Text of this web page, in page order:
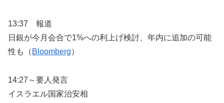
13:37 報道
日銀が今月会合で1%への利上げ検討、年内に追加の可能
性も（ Bloomberg）
14:27～要人発言
イスラエル国家治安相